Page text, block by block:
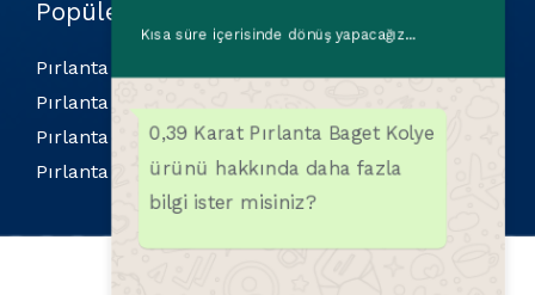
Popüler Kategoriler
Pırlanta Bilekliler
Pırlanta Kolyeler
Pırlanta Küpeler
Pırlanta Yüzükler
Kısa süre içerisinde dönüş yapacağız...
0,39 Karat Pırlanta Baget Kolye
ürünü hakkında daha fazla
bilgi ister misiniz?